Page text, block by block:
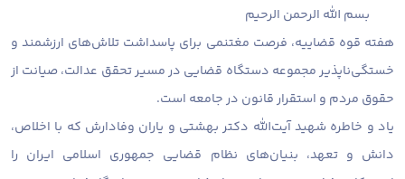
بسم الله الرحمن الرحیم
هفته قوه قضاییه، فرصت مغتنمی برای پاسداشت تلاش‌های ارزشمند و
خستگی‌ناپذیر مجموعه دستگاه قضایی در مسیر تحقق عدالت، صیانت از
حقوق مردم و استقرار قانون در جامعه است.
یاد و خاطره شهید آیت‌الله دکتر بهشتی و یاران وفادارش که با اخلاص،
دانش و تعهد، بنیان‌های نظام قضایی جمهوری اسلامی ایران را